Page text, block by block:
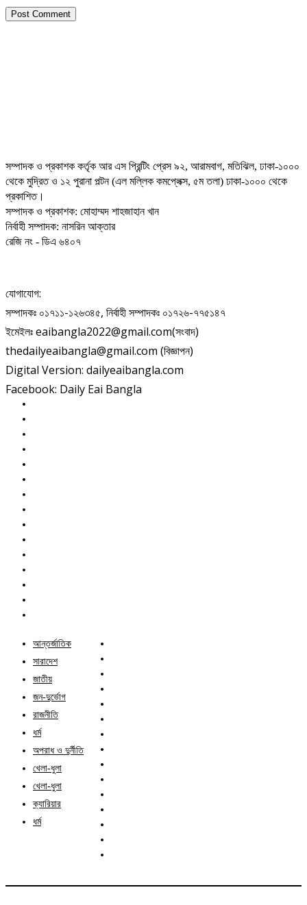
সম্পাদক ও প্রকাশক কর্তৃক আর এস প্রিন্টিং প্রেস ৯২, আরামবাগ, মতিঝিল, ঢাকা-১০০০
থেকে মুদ্রিত ও ১২ পুরানা পল্টন (এল মল্লিক কমপ্লেক্স, ৫ম তলা) ঢাকা-১০০০ থেকে
প্রকাশিত।
সম্পাদক ও প্রকাশক: মোহাম্মদ শাহজাহান খান
নির্বাহী সম্পাদক: নাসরিন আক্তার
রেজি নং - ডিএ ৬৪০৭
যোগাযোগ:
সম্পাদকঃ ০১৭১১-১২৬৩৪৫, নির্বাহী সম্পাদকঃ ০১৭২৬-৭৭৫১৪৭
ইমেইলঃ eaibangla2022@gmail.com(সংবাদ)
thedailyeaibangla@gmail.com (বিজ্ঞাপন)
Digital Version: dailyeaibangla.com
Facebook: Daily Eai Bangla
আন্তর্জাতিক
সারাদেশ
জাতীয়
জন-দুর্ভোগ
রাজনীতি
ধর্ম
অপরাধ ও দুর্নীতি
খেলা-ধুলা
খেলা-ধুলা
ক্যারিয়ার
ধর্ম